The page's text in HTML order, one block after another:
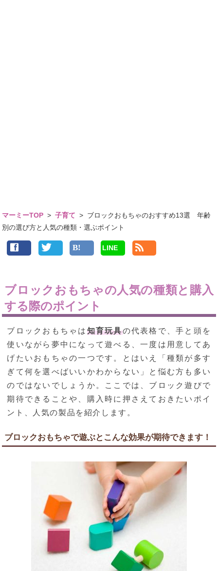
マーミーTOP >子育て > ブロックおもちゃのおすすめ13選 年齢
別の選び方と人気の種類・選ぶポイント
LINE
ブロックおもちゃの人気の種類と購入
する際のポイント
ブロックおもちゃは 知育玩具の代表格で、手と頭を
使いながら夢中になって遊べる、一度は用意してあ
げたいおもちゃの一つです。とはいえ「種類が多す
ぎて何を選べばいいかわからない」と悩む方も多い
のではないでしょうか。ここでは、ブロック遊びで
期待できることや、購入時に押さえておきたいポイ
ント、人気の製品を紹介します。
ブロックおもちゃで遊ぶとこんな効果が期待できます！